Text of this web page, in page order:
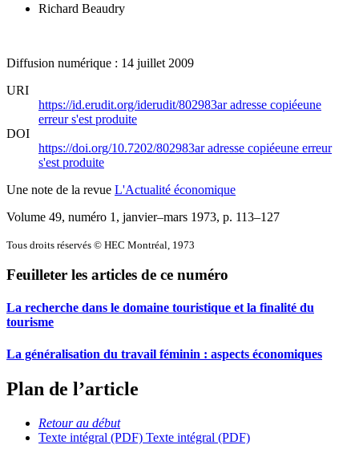
Richard Beaudry
Diffusion numérique : 14 juillet 2009
URI
https://id.erudit.org/iderudit/802983aradresse copiéeune
erreur s'est produite
DOI
https://doi.org/10.7202/802983aradresse copiéeune erreur
s'est produite
Une note de la revue L'Actualité économique
Volume 49, numéro 1, janvier–mars 1973, p. 113–127
Tous droits réservés © HEC Montréal, 1973
Feuilleter les articles de ce numéro
La recherche dans le domaine touristique et la finalité du
tourisme
La généralisation du travail féminin : aspects économiques
Plan de l’article
Retour au début
Texte intégral (PDF) Texte intégral (PDF)